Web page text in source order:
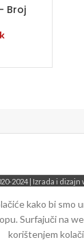
Broj
2024 | Izrada i
kako bi smo
Surfajuči na
korištenjem